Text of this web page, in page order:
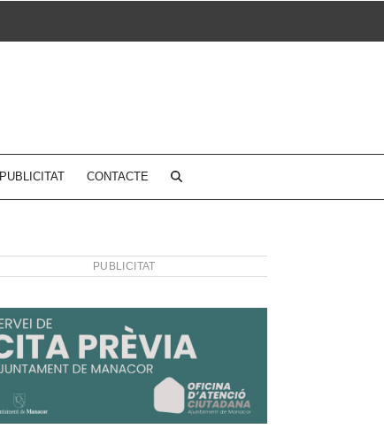
PUBLICITAT CONTACTE
PUBLICITAT